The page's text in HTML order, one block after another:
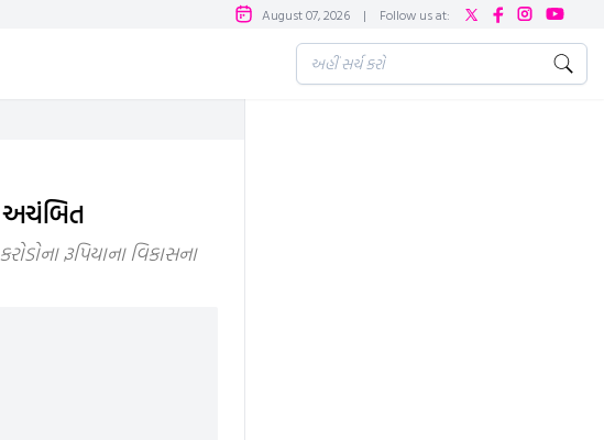
August 07, 2026 | Follow us at:
અચંબિત
રૂપિયાના વિકાસના